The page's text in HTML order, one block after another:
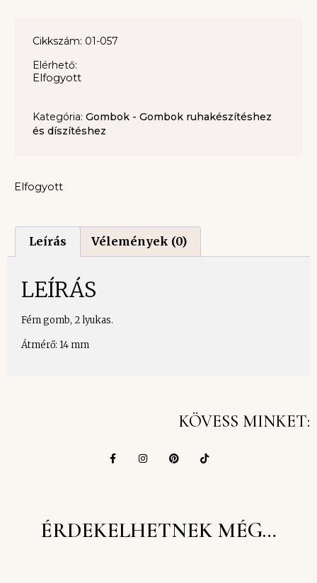
Cikkszám: 01-057
Elérhető:
Elfogyott
Kategória: Gombok - Gombok ruhakészítéshez
és díszítéshez
Elfogyott
Leírás Vélemények (0)
LEÍRÁS
Fém gomb, 2 lyukas.
Átmérő: 14 mm
KÖVESS MINKET:
ÉRDEKELHETNEK MÉG…